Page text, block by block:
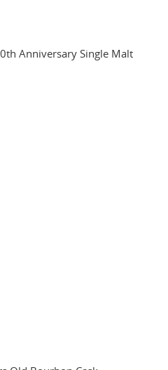
Anniversary Single Malt